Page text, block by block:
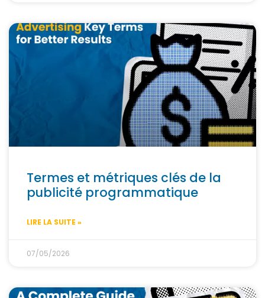
Termes et métriques clés de la
publicité programmatique
LIRE LA SUITE »
07/05/2026